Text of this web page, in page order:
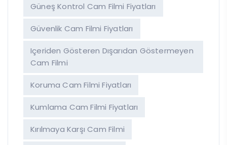
Güneş Kontrol Cam Filmi Fiyatları
Güvenlik Cam Filmi Fiyatları
Içeriden Gösteren Dışarıdan Göstermeyen
Cam Filmi
Koruma Cam Filmi Fiyatları
Kumlama Cam Filmi Fiyatları
Kırılmaya Karşı Cam Filmi